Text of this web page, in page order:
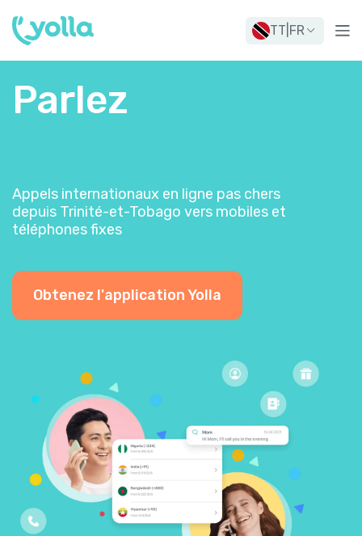
TT FR
Parlez
Appels internationaux en ligne pas chers
depuis Trinité-et-Tobago vers mobiles et
téléphones fixes
Obtenez l'application Yolla